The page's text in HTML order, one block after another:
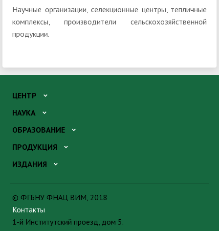
Научные организации, селекционные центры, тепличные
комплексы, производители сельскохозяйственной
продукции.
ЦЕНТР
НАУКА
ОБРАЗОВАНИЕ
ПРОДУКЦИЯ
ИЗДАНИЯ
© ФГБНУ ФНАЦ ВИМ, 2018
Контакты
1-й Институтский проезд, дом 5.